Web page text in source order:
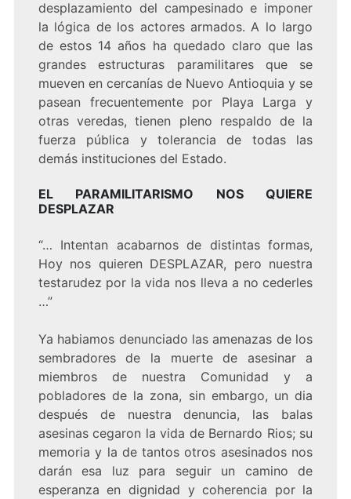
desplazamiento del campesinado e imponer
la lógica de los actores armados. A lo largo
de estos 14 años ha quedado claro que las
grandes estructuras paramilitares que se
mueven en cercanías de Nuevo Antioquia y se
pasean frecuentemente por Playa Larga y
otras veredas, tienen pleno respaldo de la
fuerza pública y tolerancia de todas las
demás instituciones del Estado.
EL PARAMILITARISMO NOS QUIERE
DESPLAZAR
“… Intentan acabarnos de distintas formas,
Hoy nos quieren DESPLAZAR, pero nuestra
testarudez por la vida nos lleva a no cederles
…”
Ya habiamos denunciado las amenazas de los
sembradores de la muerte de asesinar a
miembros de nuestra Comunidad y a
pobladores de la zona, sin embargo, un dia
después de nuestra denuncia, las balas
asesinas cegaron la vida de Bernardo Rios; su
memoria y la de tantos otros asesinados nos
darán esa luz para seguir un camino de
esperanza en dignidad y coherencia por la